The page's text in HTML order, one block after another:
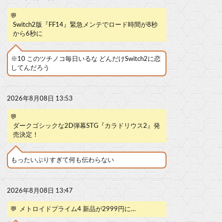
💬
Switch2版『FF14』緊急メンテでロード時間が8秒
から6秒に
※10 このツチノコ毎日いるな どんだけSwitch2に恋
してんだろう
2026年8月08日 13:53
💬
ダークゴシックな2D弾幕STG『カラドリウス2』発
売決定！
もったいぶりすぎて何も伝わらない
2026年8月08日 13:47
💬 メトロイドプライム4 新品が2999円に…